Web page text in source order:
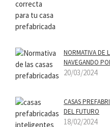
NORMATIVA DE
NAVEGANDO
20/03/2024
CASAS
DEL FUTURO
18/02/2024